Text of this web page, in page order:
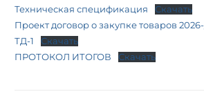
Техническая спецификация
Скачать
Проект договор о закупке товаров
ТД-1
Скачать
ПРОТОКОЛ ИТОГОВ
Скачать